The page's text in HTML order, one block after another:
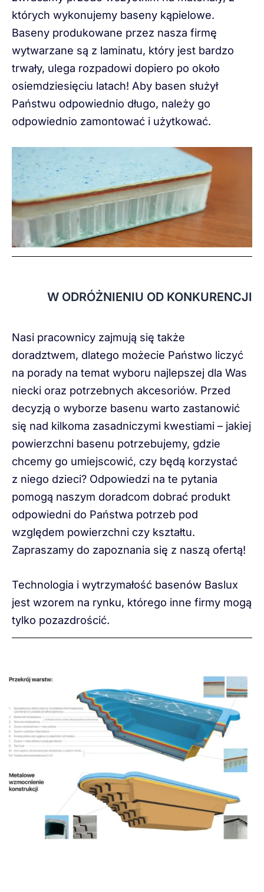
których wykonujemy baseny kąpielowe.
Baseny produkowane przez nasza firmę
wytwarzane są z laminatu, który jest bardzo
trwały, ulega rozpadowi dopiero po około
osiemdziesięciu latach! Aby basen służył
Państwu odpowiednio długo, należy go
odpowiednio zamontować i użytkować.
W ODRÓŻNIENIU OD KONKURENCJI
Nasi pracownicy zajmują się także
doradztwem, dlatego możecie Państwo liczyć
na porady na temat wyboru najlepszej dla Was
niecki oraz potrzebnych akcesoriów. Przed
decyzją o wyborze basenu warto zastanowić
się nad kilkoma zasadniczymi kwestiami – jakiej
powierzchni basenu potrzebujemy, gdzie
chcemy go umiejscowić, czy będą korzystać
z niego dzieci? Odpowiedzi na te pytania
pomogą naszym doradcom dobrać produkt
odpowiedni do Państwa potrzeb pod
względem powierzchni czy kształtu.
Zapraszamy do zapoznania się z naszą ofertą!
Technologia i wytrzymałość basenów Baslux
jest wzorem na rynku, którego inne firmy mogą
tylko pozazdrościć.